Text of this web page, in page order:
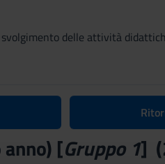
delle attività
[Gruppo 1]